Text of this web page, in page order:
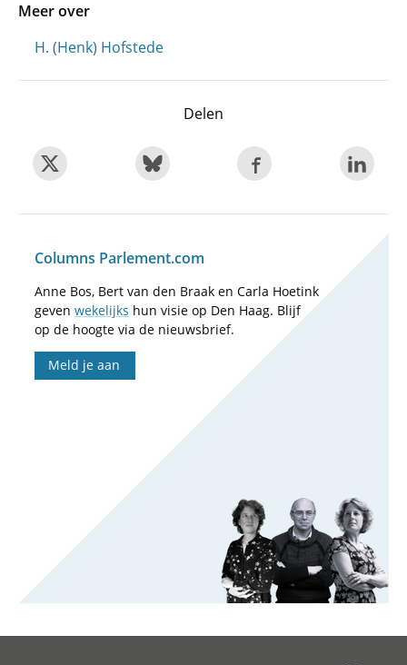
Meer over
H. (Henk) Hofstede
Delen
Columns Parlement.com
Anne Bos, Bert van den Braak en Carla Hoetink
geven wekelijks hun visie op Den Haag. Blijf
op de hoogte via de nieuwsbrief.
Meld je aan